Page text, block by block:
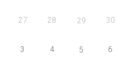
27 28 29 30
3 4 5 6